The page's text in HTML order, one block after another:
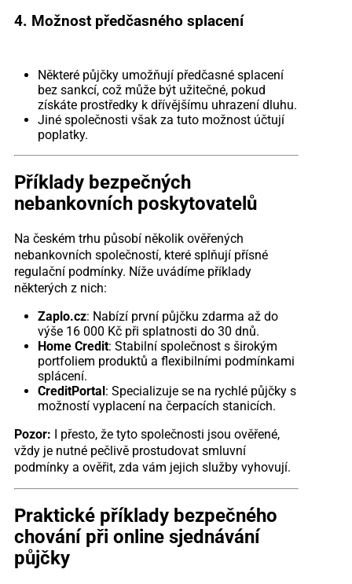
4. Možnost předčasného splacení
Některé půjčky umožňují předčasné splacení
bez sankcí, což může být užitečné, pokud
získáte prostředky k dřívějšímu uhrazení dluhu.
Jiné společnosti však za tuto možnost účtují
poplatky.
Příklady bezpečných
nebankovních poskytovatelů
Na českém trhu působí několik ověřených
nebankovních společností, které splňují přísné
regulační podmínky. Níže uvádíme příklady
některých z nich:
Zaplo.cz: Nabízí první půjčku zdarma až do
výše 16 000 Kč při splatnosti do 30 dnů.
Home Credit: Stabilní společnost s širokým
portfoliem produktů a flexibilními podmínkami
splácení.
CreditPortal: Specializuje se na rychlé půjčky s
možností vyplacení na čerpacích stanicích.
Pozor: I přesto, že tyto společnosti jsou ověřené,
vždy je nutné pečlivě prostudovat smluvní
podmínky a ověřit, zda vám jejich služby vyhovují.
Praktické příklady bezpečného
chování při online sjednávání
půjčky